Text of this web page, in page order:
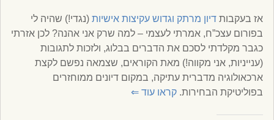
אז בעקבותדיון מרתק וגדוש עקיצות אישיות (נגדי!) שהיה לי
בפורום עצכ”ח, אמרתי לעצמי – למה שרק אני אהנה? לכן אזרתי
כגבר מקלדתי לסכם את הדברים בבלוג, ולזכות לתגובות
(ענייניות, אני מקווה!) מאת הקוראים, שצמאה נפשם לקצת
ארכאולוגיה מדברית עתיקה, במקום דיונים ממוחזרים
בפוליטיקת הבחירות.קראו עוד⇐